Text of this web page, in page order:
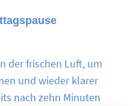
der frischen Luft, um
und wieder klarer
nach zehn Minuten